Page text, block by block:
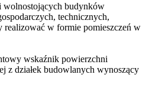
wolnostojących budynków
technicznych,
realizować w formie pomieszczeń w
wskaźnik powierzchni
z działek budowlanych wynoszący